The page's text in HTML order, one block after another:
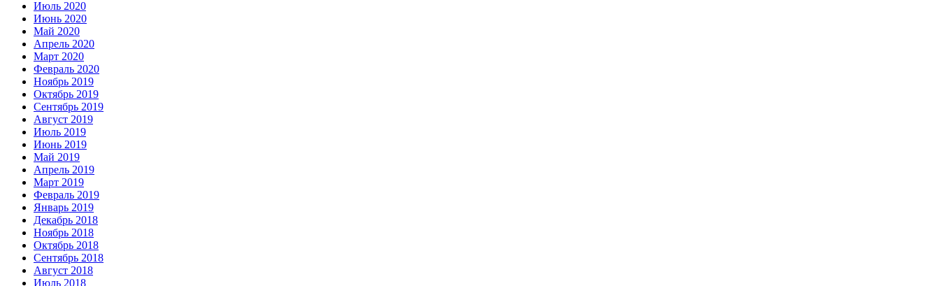
Июль 2020
Июнь 2020
Май 2020
Апрель 2020
Март 2020
Февраль 2020
Ноябрь 2019
Октябрь 2019
Сентябрь 2019
Август 2019
Июль 2019
Июнь 2019
Май 2019
Апрель 2019
Март 2019
Февраль 2019
Январь 2019
Декабрь 2018
Ноябрь 2018
Октябрь 2018
Сентябрь 2018
Август 2018
Июль 2018